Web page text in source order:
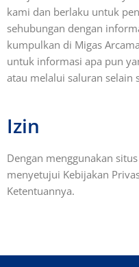
kami dan berlaku untuk
sehubungan dengan
kumpulkan di Migas
untuk informasi apa pun
atau melalui saluran selain
Izin
Dengan menggunakan
menyetujui Kebijakan
Ketentuannya.